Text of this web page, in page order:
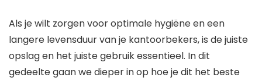
Als je wilt zorgen voor optimale hygiëne en een
langere levensduur van je kantoorbekers, is de juiste
opslag en het juiste gebruik essentieel. In dit
gedeelte gaan we dieper in op hoe je dit het beste